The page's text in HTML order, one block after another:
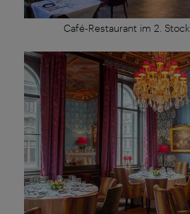
Café-Restaurant im 2. Stock